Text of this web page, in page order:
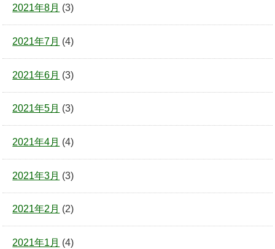
2021年8月 (3)
2021年7月 (4)
2021年6月 (3)
2021年5月 (3)
2021年4月 (4)
2021年3月 (3)
2021年2月 (2)
2021年1月 (4)